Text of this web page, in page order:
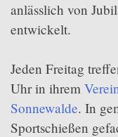
anlässlich von
entwickelt.
Jeden Freitag
Uhr in ihrem
Sonnewalde. In
Sportschießen